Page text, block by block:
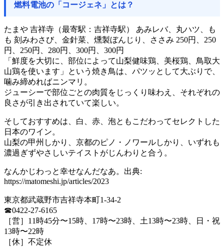
燃料電池の「コージェネ」とは？
たまや 吉祥寺（最寄駅：吉祥寺駅） あみレバ、丸ハツ、も
も 刻みわさび、金針菜、燻製ぼんじり、ささみ 250円、250
円、250円、280円、300円、300円
「鮮度を大切に、部位によって山梨健味鶏、美桜鶏、鳥取大
山鶏を使います」という焼き鳥は、パツッとして大ぶりで、
噛み締めればニンマリ。
ジューシーで部位ごとの肉質をじっくり味わえ、それぞれの
良さが引き出されていて楽しい。
そしておすすめは、白、赤、泡ともこだわってセレクトした
日本のワイン。
山梨の甲州しかり、京都のピノ・ノワールしかり、いずれも
濃過ぎずやさしいテイストがじんわりと合う。
なんかじわっと幸せなんだなあ。出典:
https://matomeshi.jp/articles/2023
東京都武蔵野市吉祥寺本町1-34-2
☎0422-27-6165
［営］11時45分〜15時、17時〜23時、土13時〜23時、日・祝
13時〜22時
［休］不定休